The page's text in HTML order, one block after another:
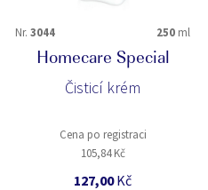
Nr. 3044 250 ml
Homecare Special
Čisticí krém
Cena po registraci
105,84 Kč
127,00Kč